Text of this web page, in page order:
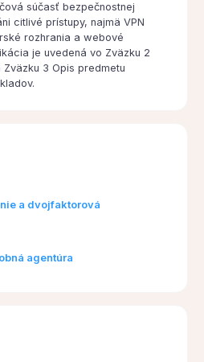
súčasť bezpečnostnej
citlivé prístupy, najmä VPN
rozhrania a webové
je uvedená vo Zväzku 2
3 Opis predmetu
a dvojfaktorová
agentúra